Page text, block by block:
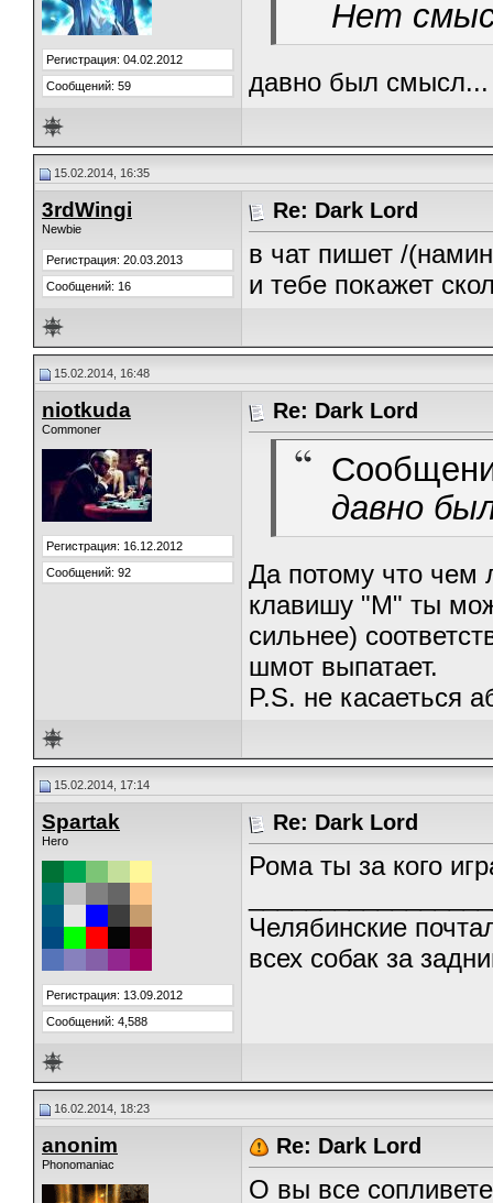
Регистрация: 04.02.2012
Сообщений: 59
Нет
давно был смысл...
15.02.2014, 16:35
3rdWingi
Newbie
Регистрация: 20.03.2013
Сообщений: 16
Re: Dark Lord
в чат пишет /
и тебе покажет
15.02.2014, 16:48
niotkuda
Commoner
Регистрация: 16.12.2012
Сообщений: 92
Re: Dark Lord
давно
Да потому что чем
клавишу "M" ты
сильнее)
шмот выпатает.
P.S. не касаеться
15.02.2014, 17:14
Spartak
Hero
Регистрация: 13.09.2012
Сообщений: 4,588
Re: Dark Lord
Рома ты за кого
Челябинские
всех собак за
16.02.2014, 18:23
anonim
Phonomaniac
Re: Dark Lord
О вы все